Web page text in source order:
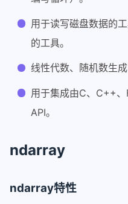
用于读写磁盘数据的
的工具。
线性代数、随机数生
用于集成由C、C++
API。
ndarray
ndarray特性